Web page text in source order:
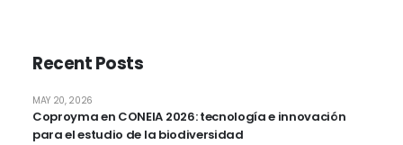
Recent Posts
Coproyma en CONEIA 2026: tecnología e innovación
para el estudio de la biodiversidad
MAY 20, 2026